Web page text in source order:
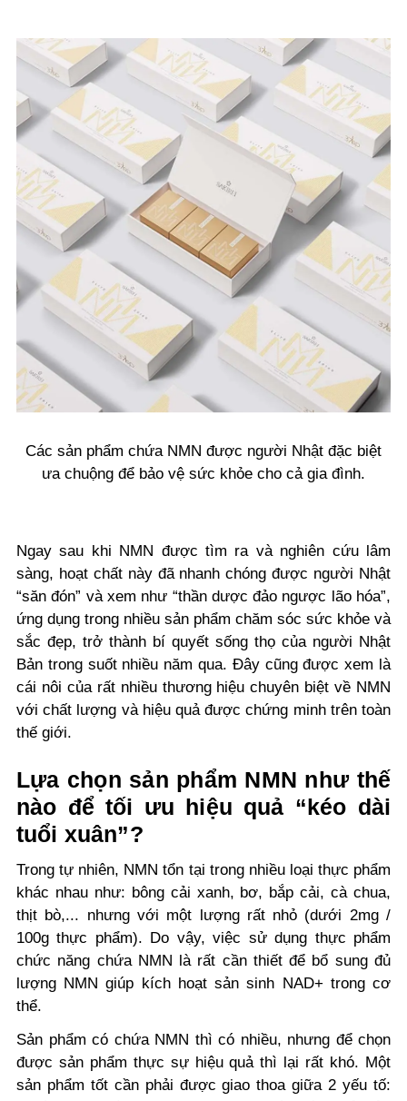
Các sản phẩm chứa NMN được người Nhật đặc biệt
ưa chuộng để bảo vệ sức khỏe cho cả gia đình.
Ngay sau khi NMN được tìm ra và nghiên cứu lâm
sàng, hoạt chất này đã nhanh chóng được người Nhật
“săn đón” và xem như “thần dược đảo ngược lão hóa”,
ứng dụng trong nhiều sản phẩm chăm sóc sức khỏe và
sắc đẹp, trở thành bí quyết sống thọ của người Nhật
Bản trong suốt nhiều năm qua. Đây cũng được xem là
cái nôi của rất nhiều thương hiệu chuyên biệt về NMN
với chất lượng và hiệu quả được chứng minh trên toàn
thế giới.
Lựa chọn sản phẩm NMN như thế
nào để tối ưu hiệu quả “kéo dài
tuổi xuân”?
Trong tự nhiên, NMN tổn tại trong nhiều loại thực phẩm
khác nhau như: bông cải xanh, bơ, bắp cải, cà chua,
thịt bò,... nhưng với một lượng rất nhỏ (dưới 2mg /
100g thực phẩm). Do vậy, việc sử dụng thực phẩm
chức năng chứa NMN là rất cần thiết để bổ sung đủ
lượng NMN giúp kích hoạt sản sinh NAD+ trong cơ
thể.
Sản phẩm có chứa NMN thì có nhiều, nhưng để chọn
được sản phẩm thực sự hiệu quả thì lại rất khó. Một
sản phẩm tốt cần phải được giao thoa giữa 2 yếu tố: